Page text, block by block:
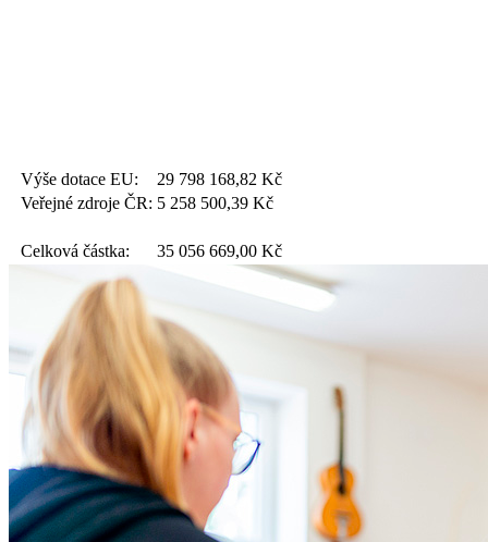
Výše dotace EU: 29 798 168,82 Kč
Veřejné zdroje ČR: 5 258 500,39 Kč
Celková částka: 35 056 669,00 Kč